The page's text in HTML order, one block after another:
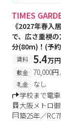
#予約受付中
TIMES
《2027年春入
で、広さ重視
分(80m)！(予
賃料 5.4万円
敷金 70,000
礼金
なし
学校まで電
大阪メトロ
築25年／